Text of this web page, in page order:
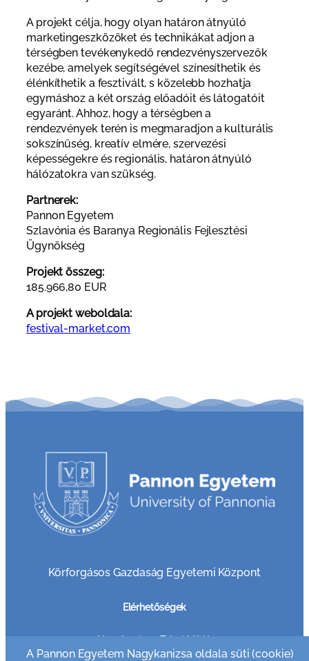
A projekt célja, hogy olyan határon átnyúló
marketingeszközöket és technikákat adjon a
térségben tevékenykedő rendezvényszervezők
kezébe, amelyek segítségével színesíthetik és
élénkíthetik a fesztivált, s közelebb hozhatja
egymáshoz a két ország előadóit és látogatóit
egyaránt. Ahhoz, hogy a térségben a
rendezvények terén is megmaradjon a kulturális
sokszínűség, kreatív elmére, szervezési
képességekre és regionális, határon átnyúló
hálózatokra van szükség.
Partnerek:
Pannon Egyetem
Szlavónia és Baranya Regionális Fejlesztési
Ügynökség
Projekt összeg:
185.966,80 EUR
A projekt weboldala:
festival-market.com
Körforgásos Gazdaság Egyetemi Központ
Elérhetőségek
8800 Nagykanizsa, Zrínyi Miklós u. 18
Telefon: +36 30 749 7865 (Tanulmány)
A Pannon Egyetem Nagykanizsa oldala süti (cookie)